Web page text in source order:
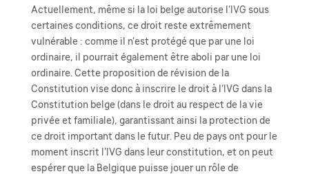
Actuellement, même si la loi belge autorise l’IVG sous
certaines conditions, ce droit reste extrêmement
vulnérable : comme il n’est protégé que par une loi
ordinaire, il pourrait également être aboli par une loi
ordinaire. Cette proposition de révision de la
Constitution vise donc à inscrire le droit à l’IVG dans la
Constitution belge (dans le droit au respect de la vie
privée et familiale), garantissant ainsi la protection de
ce droit important dans le futur. Peu de pays ont pour le
moment inscrit l’IVG dans leur constitution, et on peut
espérer que la Belgique puisse jouer un rôle de